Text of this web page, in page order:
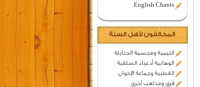
English Chants
المخالفون لأهل السنة
التيمية ومجسمة الحنابلة
الوهابية أدعياء السلفية
القطبية وجماعة الإخوان
فرق ومذاهب أخرى